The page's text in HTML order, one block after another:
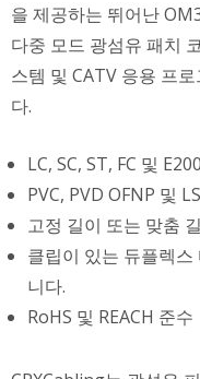
을 제공하는 뛰어난
다중 모드 광섬유 패치
스템 및 CATV 응용 프
다.
LC, SC, ST, FC 및
PVC, PVD OFNP 및
고정 길이 또는 맞춤
클립이 있는 듀플렉
니다.
RoHS 및 REACH 준수